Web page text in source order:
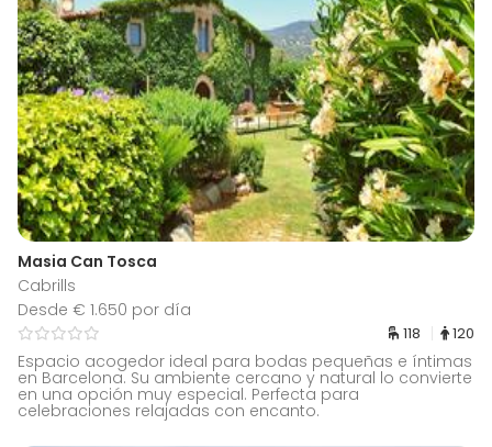
Masia Can Tosca
Cabrills
Desde € 1.650 por día
118 120
Espacio acogedor ideal para bodas pequeñas e íntimas
en Barcelona. Su ambiente cercano y natural lo convierte
en una opción muy especial. Perfecta para
celebraciones relajadas con encanto.